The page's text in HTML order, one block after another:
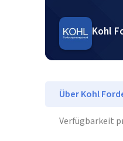
Kohl
Über Kohl
Verfügbarkeit